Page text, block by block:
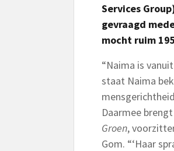
Services
gevraagd
mocht ruim
“Naima is
staat Naima
Daarmee
Groen,
Gom. “‘Haar